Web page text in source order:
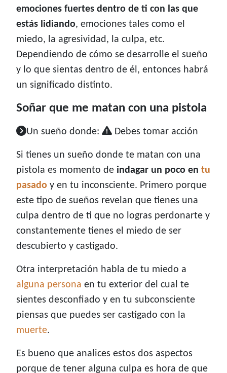
emociones fuertes dentro de ti con las que
estás lidiando, emociones tales como el
miedo, la agresividad, la culpa, etc.
Dependiendo de cómo se desarrolle el sueño
y lo que sientas dentro de él, entonces habrá
un significado distinto.
Soñar que me matan con una pistola
Un sueño donde: Debes tomar acción
Si tienes un sueño donde te matan con una
pistola es momento de indagar un poco en tu
pasado y en tu inconsciente. Primero porque
este tipo de sueños revelan que tienes una
culpa dentro de ti que no logras perdonarte y
constantemente tienes el miedo de ser
descubierto y castigado.
Otra interpretación habla de tu miedo a
alguna persona en tu exterior del cual te
sientes desconfiado y en tu subconsciente
piensas que puedes ser castigado con la
muerte.
Es bueno que analices estos dos aspectos
porque de tener alguna culpa es hora de que